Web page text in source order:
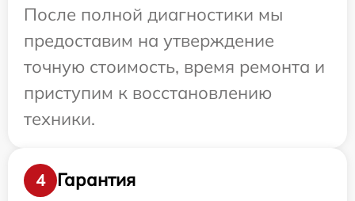
После полной диагностики мы
предоставим на утверждение
точную стоимость, время ремонта и
приступим к восстановлению
техники.
4
Гарантия